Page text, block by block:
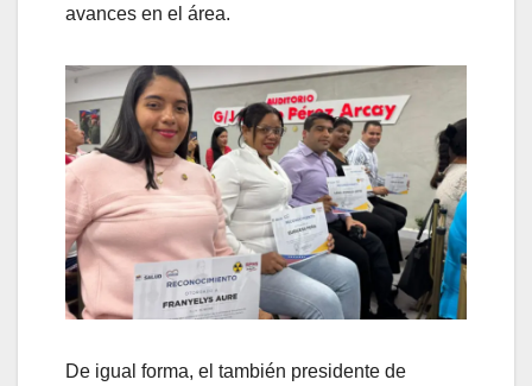
avances en el área.
De igual forma, el también presidente de